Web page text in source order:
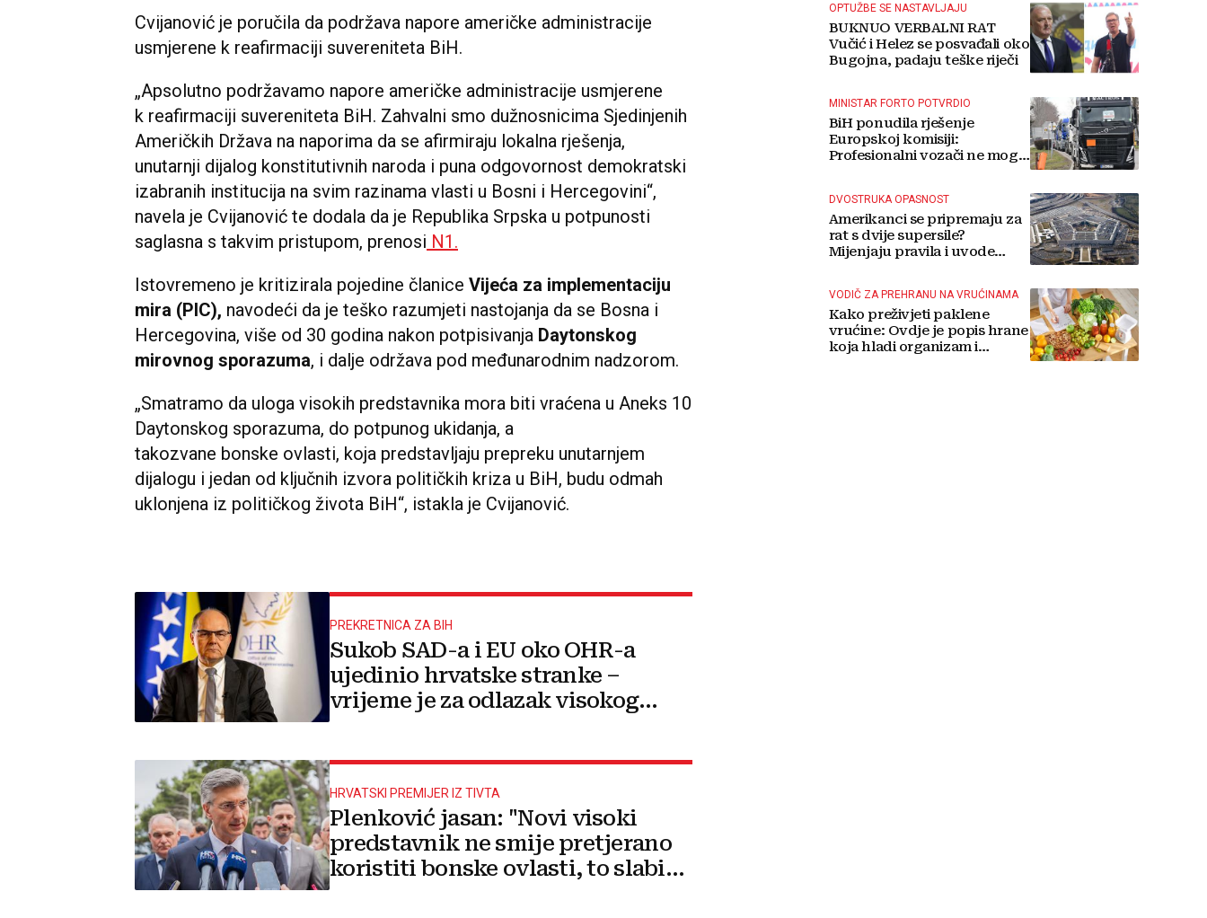
Cvijanović je poručila da podržava napore američke administracije
usmjerene k reafirmaciji suvereniteta BiH.
„Apsolutno podržavamo napore američke administracije usmjerene
k reafirmaciji suvereniteta BiH. Zahvalni smo dužnosnicima Sjedinjenih
Američkih Država na naporima da se afirmiraju lokalna rješenja,
unutarnji dijalog konstitutivnih naroda i puna odgovornost demokratski
izabranih institucija na svim razinama vlasti u Bosni i Hercegovini“,
navela je Cvijanović te dodala da je Republika Srpska u potpunosti
saglasna s takvim pristupom, prenosi N1.
Istovremeno je kritizirala pojedine članice Vijeća za implementaciju
mira (PIC), navodeći da je teško razumjeti nastojanja da se Bosna i
Hercegovina, više od 30 godina nakon potpisivanja Daytonskog
mirovnog sporazuma, i dalje održava pod međunarodnim nadzorom.
„Smatramo da uloga visokih predstavnika mora biti vraćena u Aneks 10
Daytonskog sporazuma, do potpunog ukidanja, a
takozvane bonske ovlasti, koja predstavljaju prepreku unutarnjem
dijalogu i jedan od ključnih izvora političkih kriza u BiH, budu odmah
uklonjena iz političkog života BiH“, istakla je Cvijanović.
PREKRETNICA ZA BIH
Sukob SAD-a i EU oko OHR-a
ujedinio hrvatske stranke –
vrijeme je za odlazak visokog
HRVATSKI PREMIJER IZ TIVTA
Plenković jasan: "Novi visoki
predstavnik ne smije pretjerano
koristiti bonske ovlasti, to slabi
OPTUŽBE SE NASTAVLJAJU
BUKNUO VERBALNI RAT
Vučić i Helez se posvađali oko
Bugojna, padaju teške riječi
MINISTAR FORTO POTVRDIO
BiH ponudila rješenje
Europskoj komisiji:
Profesionalni vozači ne mogu
DVOSTRUKA OPASNOST
Amerikanci se pripremaju za
rat s dvije supersile?
Mijenjaju pravila i uvode
VODIČ ZA PREHRANU NA VRUĆINAMA
Kako preživjeti paklene
vrućine: Ovdje je popis hrane
koja hladi organizam i